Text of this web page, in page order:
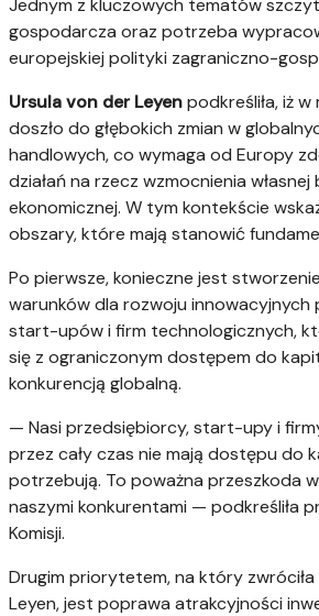
Jednym z kluczowych tematów
gospodarcza oraz potrzeba
europejskiej polityki zagraniczno-
Ursula von der Leyenpodkreśliła, iż
doszło do głębokich zmian w
handlowych, co wymaga od Europy
działań na rzecz wzmocnienia
ekonomicznej. W tym kontekście
obszary, które mają stanowić
Po pierwsze, konieczne jest
warunków dla rozwoju innowacyjnych
start-upów i firm technologicznych,
się z ograniczonym dostępem do
konkurencją globalną.
— Nasi przedsiębiorcy, start-upy i
przez cały czas nie mają dostępu do
potrzebują. To poważna przeszkoda
naszymi konkurentami — podkreśliła
Komisji.
Drugim priorytetem, na który
Leyen, jest poprawa atrakcyjności